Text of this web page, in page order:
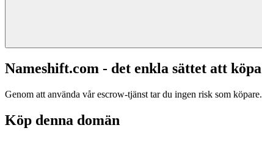
Nameshift.com - det enkla sättet att
Genom att använda vår escrow-tjänst tar du ingen risk som
Köp denna domän